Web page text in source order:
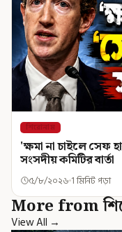
শিরোনাম
'ক্ষমা না চাইলে সেফ
সংসদীয় কমিটির বার্তা
৫/৮/২০২৬ 1 মিনিট পড়া
More from
View All →